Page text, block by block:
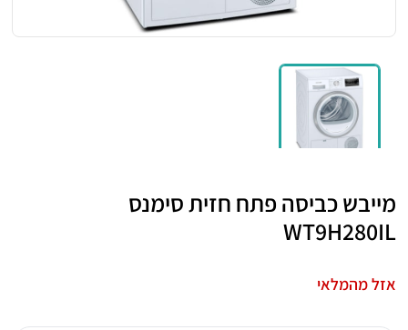
מייבש כביסה פתח חזית סימנס
WT9H280IL
אזל מהמלאי